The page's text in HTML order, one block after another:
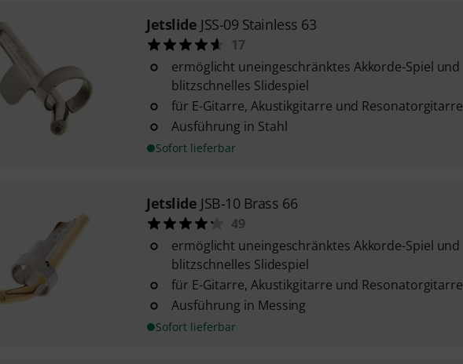
Jetslide JSS-09 Stainless 63
17
ermöglicht uneingeschränktes Akkorde-Spiel und
blitzschnelles Slidespiel
für E-Gitarre, Akustikgitarre und Resonatorgitarre
Ausführung in Stahl
Sofort lieferbar
Jetslide JSB-10 Brass 66
49
ermöglicht uneingeschränktes Akkorde-Spiel und
blitzschnelles Slidespiel
für E-Gitarre, Akustikgitarre und Resonatorgitarre
Ausführung in Messing
Sofort lieferbar